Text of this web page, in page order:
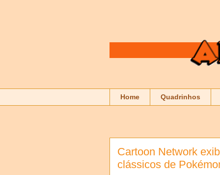
Home Quadrinhos
Cartoon Network
clássicos de